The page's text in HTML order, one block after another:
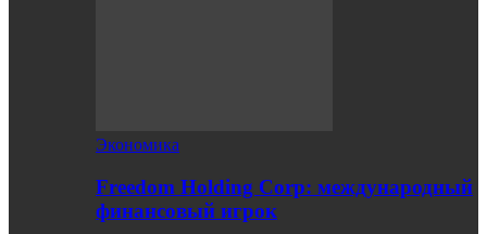
Экономика
Freedom Holding Corp: международный
финансовый игрок